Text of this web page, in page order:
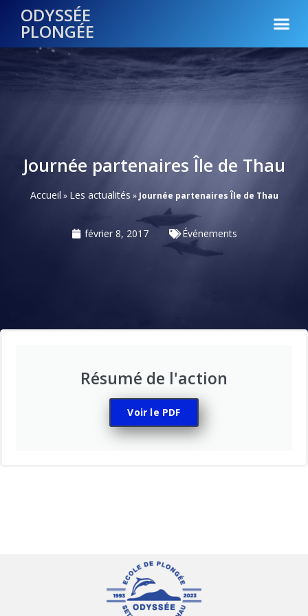
ODYSSÉE
PLONGÉE
Journée partenaires Île de Thau
Accueil » Les actualités » Journée partenaires Île de Thau
février 8, 2017 Événements
Résumé de l'action
Voir le PDF